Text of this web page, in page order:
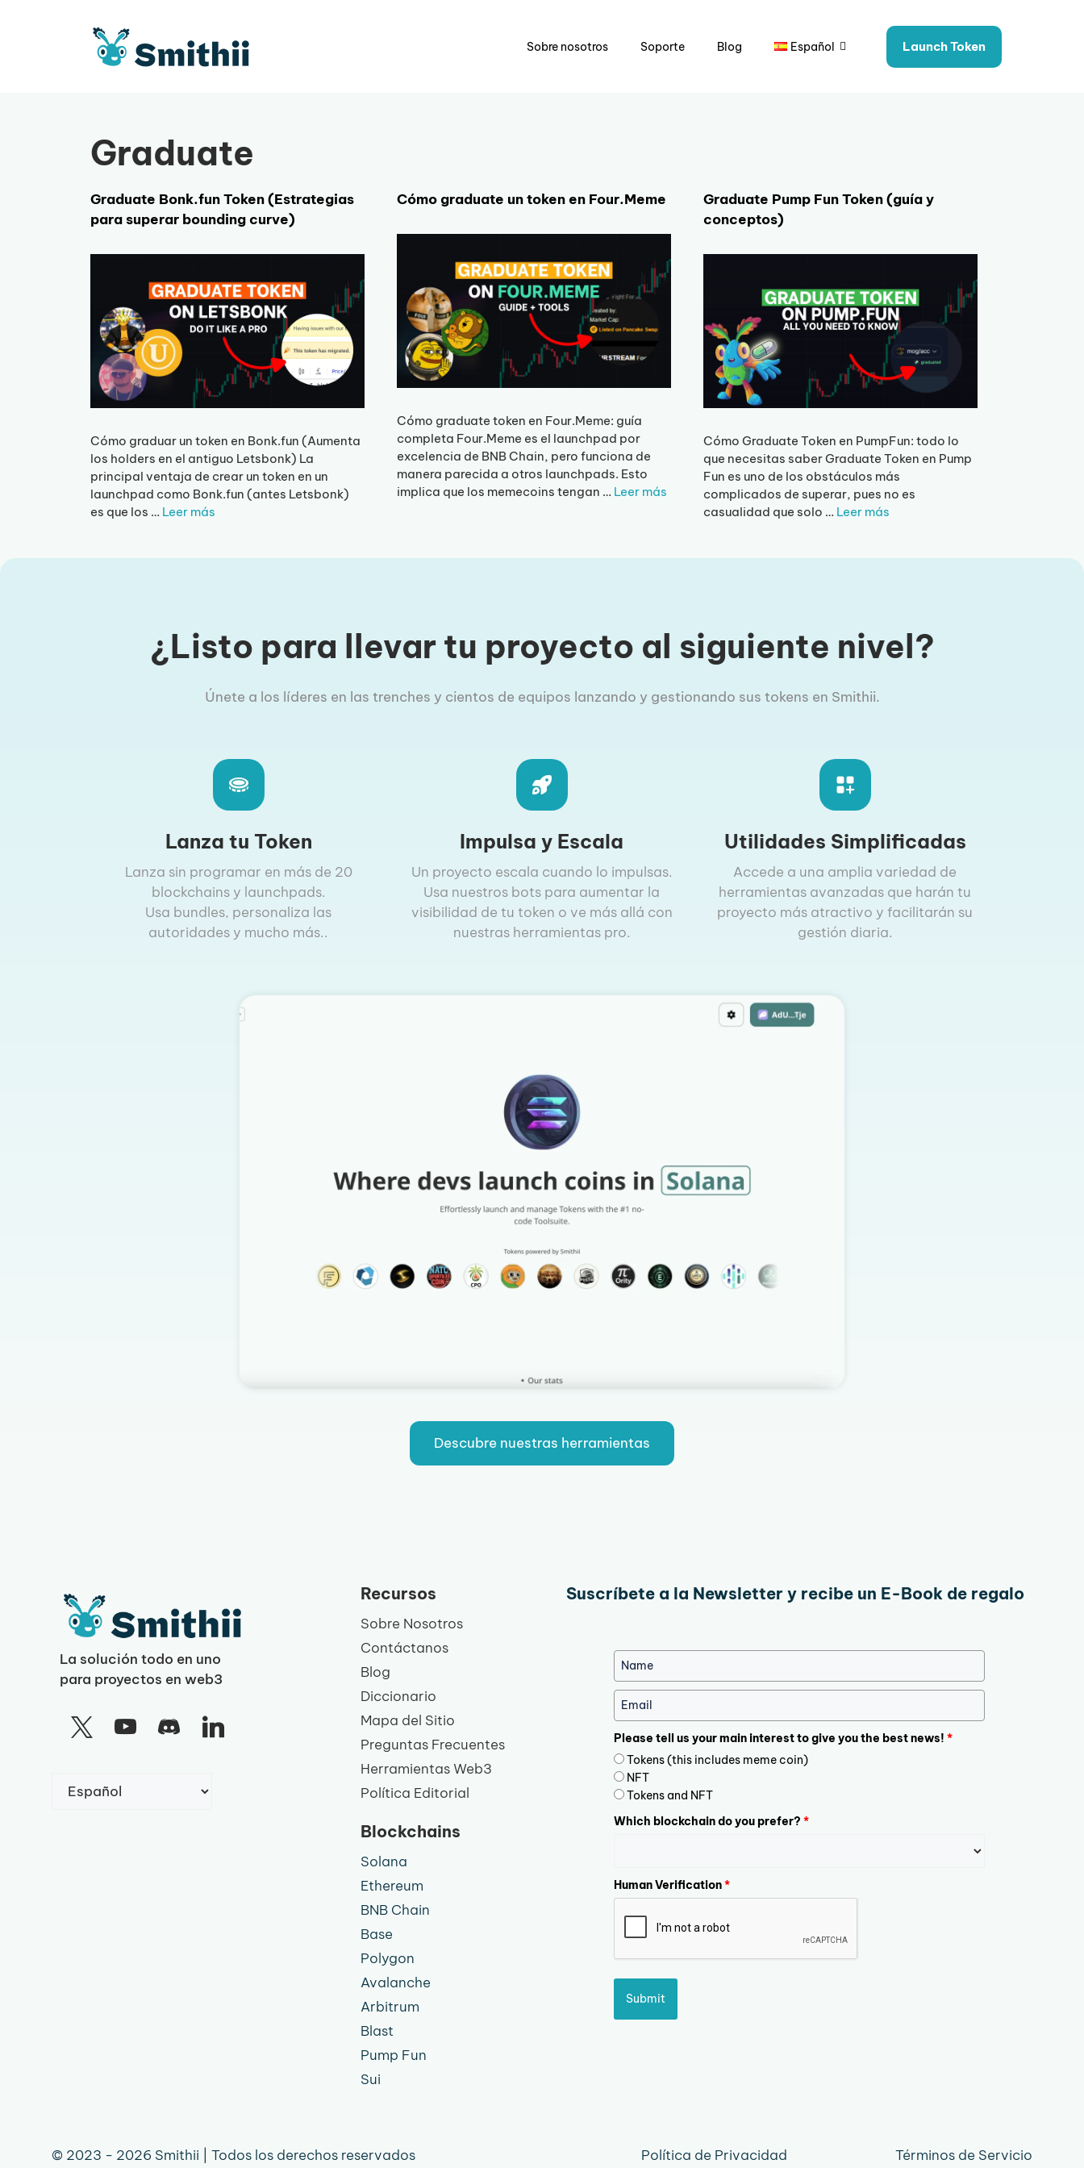
Sobre nosotros Soporte Blog Español Launch Token
Graduate
Graduate Bonk.fun Token (Estrategias
para superar bounding curve)
Cómo graduar un token en Bonk.fun (Aumenta
los holders en el antiguo Letsbonk) La
principal ventaja de crear un token en un
launchpad como Bonk.fun (antes Letsbonk)
es que los … Leer más
Cómo graduate un token en Four.Meme
Cómo graduate token en Four.Meme: guía
completa Four.Meme es el launchpad por
excelencia de BNB Chain, pero funciona de
manera parecida a otros launchpads. Esto
implica que los memecoins tengan … Leer más
Graduate Pump Fun Token (guía y
conceptos)
Cómo Graduate Token en PumpFun: todo lo
que necesitas saber Graduate Token en Pump
Fun es uno de los obstáculos más
complicados de superar, pues no es
casualidad que solo … Leer más
¿Listo para llevar tu proyecto al siguiente nivel?
Únete a los líderes en las trenches y cientos de equipos lanzando y gestionando sus tokens en Smithii.
Lanza tu Token
Lanza sin programar en más de 20
blockchains y launchpads.
Usa bundles, personaliza las
autoridades y mucho más..
Impulsa y Escala
Un proyecto escala cuando lo impulsas.
Usa nuestros bots para aumentar la
visibilidad de tu token o ve más allá con
nuestras herramientas pro.
Utilidades Simplificadas
Accede a una amplia variedad de
herramientas avanzadas que harán tu
proyecto más atractivo y facilitarán su
gestión diaria.
Descubre nuestras herramientas
La solución todo en uno
para proyectos en web3
Recursos
Sobre Nosotros
Contáctanos
Blog
Diccionario
Mapa del Sitio
Preguntas Frecuentes
Herramientas Web3
Política Editorial
Blockchains
Solana
Ethereum
BNB Chain
Base
Polygon
Avalanche
Arbitrum
Blast
Pump Fun
Sui
Suscríbete a la Newsletter y recibe un E-Book de regalo
Please tell us your main interest to give you the best news! *
Tokens (this includes meme coin)
NFT
Tokens and NFT
Which blockchain do you prefer? *
Human Verification*
Submit
© 2023 - 2026 Smithii | Todos los derechos reservados Política de Privacidad Términos de Servicio